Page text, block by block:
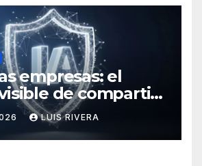
empresas: el
de compartir
que creemos
LUIS RIVERA